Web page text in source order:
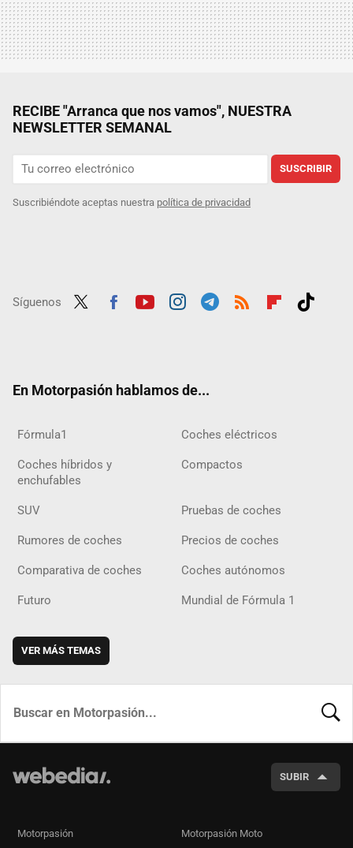
RECIBE "Arranca que nos vamos", NUESTRA
NEWSLETTER SEMANAL
SUSCRIBIR
Suscribiéndote aceptas nuestra política de privacidad
Síguenos
En Motorpasión hablamos de...
Fórmula1 Coches eléctricos
Coches híbridos y
enchufables
Compactos
SUV Pruebas de coches
Rumores de coches Precios de coches
Comparativa de coches Coches autónomos
Futuro Mundial de Fórmula 1
VER MÁS TEMAS
SUBIR
Motorpasión Motorpasión Moto